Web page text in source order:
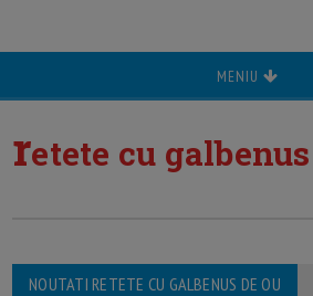
MENIU
retete cu
NOUTATI RETETE CU GALBENUS DE OU